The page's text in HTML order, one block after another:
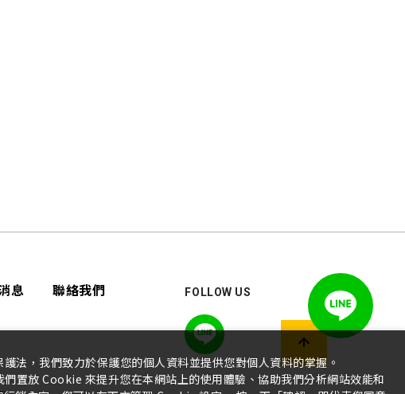
息 聯絡我們 FOLLOW US
法，我們致力於保護您的個人資料並提供您對個人資料的掌握。
置放 Cookie 來提升您在本網站上的使用體驗、協助我們分析網站效能和